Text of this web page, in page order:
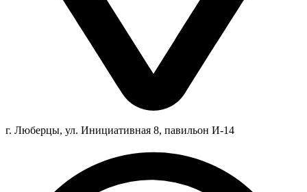
г. Люберцы, ул. Инициативная 8, павильон И-14